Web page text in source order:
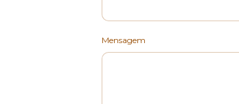
Mensagem